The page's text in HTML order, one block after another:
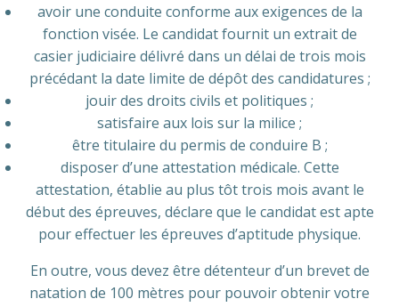
avoir une conduite conforme aux exigences de la
fonction visée. Le candidat fournit un extrait de
casier judiciaire délivré dans un délai de trois mois
précédant la date limite de dépôt des candidatures ;
jouir des droits civils et politiques ;
satisfaire aux lois sur la milice ;
être titulaire du permis de conduire B ;
disposer d’une attestation médicale. Cette
attestation, établie au plus tôt trois mois avant le
début des épreuves, déclare que le candidat est apte
pour effectuer les épreuves d’aptitude physique.
En outre, vous devez être détenteur d’un brevet de
natation de 100 mètres pour pouvoir obtenir votre